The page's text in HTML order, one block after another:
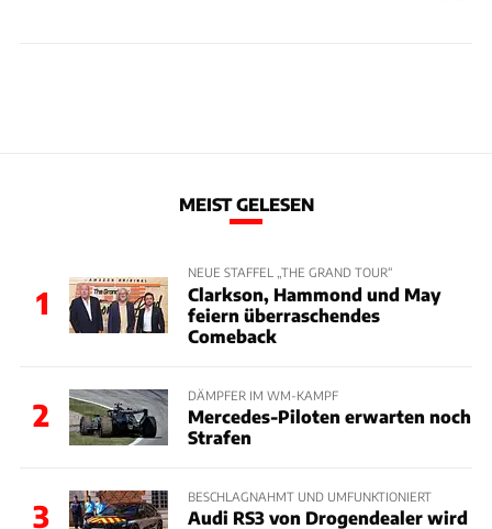
MEIST GELESEN
1
NEUE STAFFEL „THE GRAND TOUR“
Clarkson, Hammond und May
feiern überraschendes
Comeback
2
DÄMPFER IM WM-KAMPF
Mercedes-Piloten erwarten noch
Strafen
3
BESCHLAGNAHMT UND UMFUNKTIONIERT
Audi RS3 von Drogendealer wird